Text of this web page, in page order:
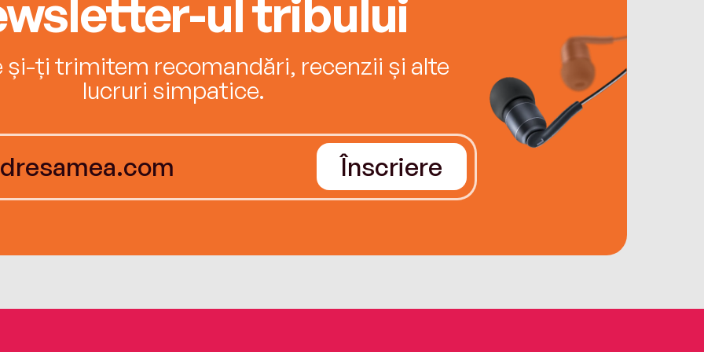
ul tribului
și-ți trimitem recomandări, recenzii și alte
lucruri simpatice.
Înscriere